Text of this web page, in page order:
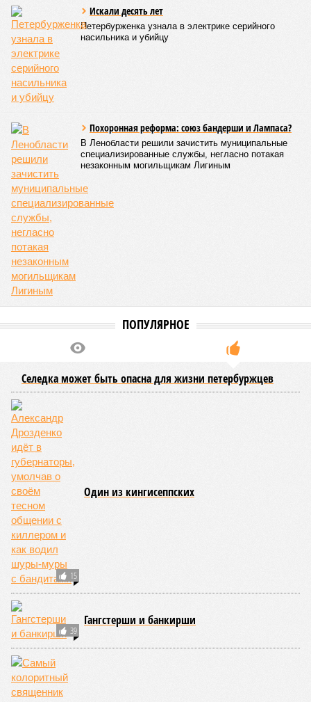
специальностям. Неосвоенные места к концу
приоритетного этапа зачисления передаются на общий
конкурс.
В 2025 году условия квоты были расширены, включив
детей военнослужащих, участвующих в боевых действиях,
в том числе на приграничных территориях. Порядок
университеты получили возможность перераспределять
места между льготными категориями. Если количество
заявок на целевое обучение оказывалось меньше
выделенных мест, остаток мог быть направлен на
отдельную квоту. Ранее незаполненные места
автоматически переходили в общий конкурс, но теперь они
в первую очередь предлагаются участникам СВО и их
детям.
В 2023 году по квоте для военнослужащих и их детей было
зачислено 644 человека, в 2024 году – 1252, а в 2025 году –
более 2400. В этом году, по подсчетам «Фонтанки»,
данной квоте было зачислено 3383 человека, что на 40%
больше, чем годом ранее.
Политех, где эти студенты заняли около 10% от общего
числа бюджетных мест, причем 132 человека поступили
без экзаменов. В СПбГУ по квоте зачислено 339 человек,
из них 164 без вступительных испытаний. Для сравнения,
по олимпиадам было зачислено 292 человека, а по особой
квоте для сирот и инвалидов – чуть более сотни.
Стоит отметить,что отдельная квота показала низкую
востребованность в творческих вузах и филиалах
столичных университетов. Обращает на себя внимание и
тот факт, что большинство поступивших по данной квоте
продемонстрировали достойные результаты на ЕГЭ, и
многие из них имели шансы на поступление по общему
конкурсу на менее популярные программы. В списках были
и студенты с высокими баллами, поступившие в
различные университеты.
Опубликовано:
Петербурские
врачи завершили
оперативное